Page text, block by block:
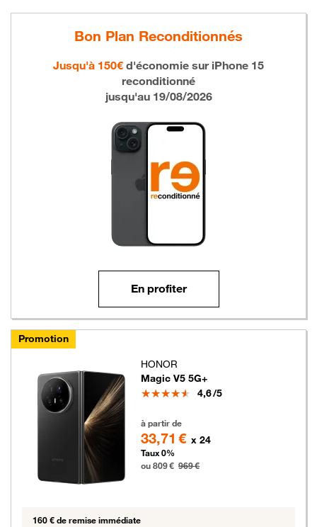
Bon Plan Reconditionnés
Jusqu'à 150€ d'économie sur iPhone 15
reconditionné
jusqu'au 19/08/2026
En profiter
Promotion
HONOR
Magic V5 5G+
Note
4,6/5
à partir de
33,71 € x 24
Taux 0%
ou 809 € 969 €
160 € de remise immédiate